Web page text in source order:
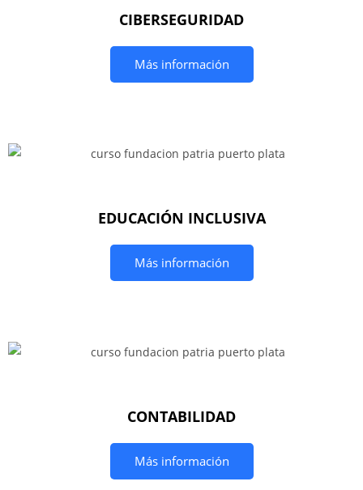
CIBERSEGURIDAD
Más información
EDUCACIÓN INCLUSIVA
Más información
CONTABILIDAD
Más información